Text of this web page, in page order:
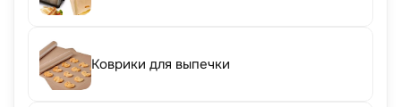
Коврики для выпечки